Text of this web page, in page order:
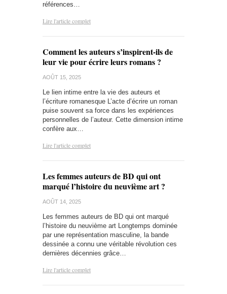
références…
Lire l'article complet
Comment les auteurs s’inspirent-ils de
leur vie pour écrire leurs romans ?
AOÛT 15, 2025
Le lien intime entre la vie des auteurs et
l’écriture romanesque L’acte d’écrire un roman
puise souvent sa force dans les expériences
personnelles de l’auteur. Cette dimension intime
confère aux…
Lire l'article complet
Les femmes auteurs de BD qui ont
marqué l’histoire du neuvième art ?
AOÛT 14, 2025
Les femmes auteurs de BD qui ont marqué
l’histoire du neuvième art Longtemps dominée
par une représentation masculine, la bande
dessinée a connu une véritable révolution ces
dernières décennies grâce…
Lire l'article complet